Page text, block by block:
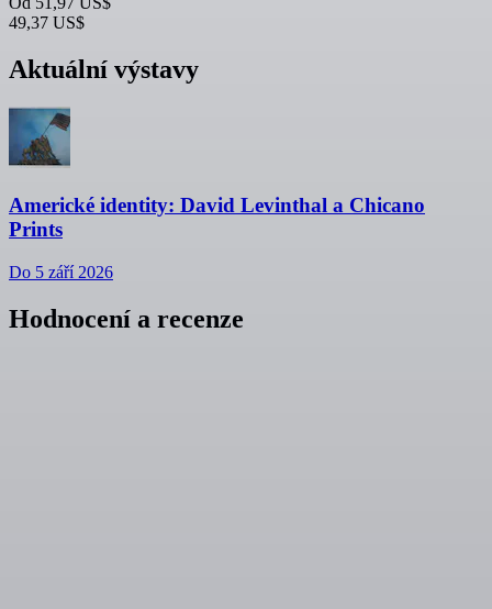
49,37 US$
Aktuální výstavy
Americké identity: David Levinthal a Chicano
Prints
Do 5 září 2026
Hodnocení a recenze